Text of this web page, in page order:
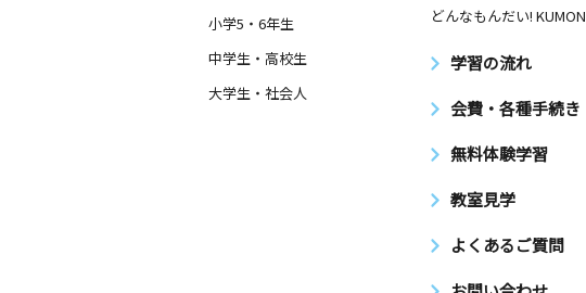
金 土
愛知県岡崎市矢作町字西河原５－５
土 日
愛知県豊田市花園町観音山１ハイツ観音山２０８
小学5・6年生
中学生・高校生
大学生・社会人
どんなもんだい! KUMON
学習の流れ
会費・各種手続き
無料体験学習
教室見学
よくあるご質問